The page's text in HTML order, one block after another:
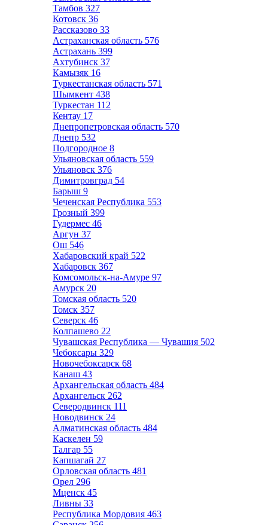
Тамбов 327
Котовск 36
Рассказово 33
Астраханская область 576
Астрахань 399
Ахтубинск 37
Камызяк 16
Туркестанская область 571
Шымкент 438
Туркестан 112
Кентау 17
Днепропетровская область 570
Днепр 532
Подгородное 8
Ульяновская область 559
Ульяновск 376
Димитровград 54
Барыш 9
Чеченская Республика 553
Грозный 399
Гудермес 46
Аргун 37
Ош 546
Хабаровский край 522
Хабаровск 367
Комсомольск-на-Амуре 97
Амурск 20
Томская область 520
Томск 357
Северск 46
Колпашево 22
Чувашская Республика — Чувашия 502
Чебоксары 329
Новочебоксарск 68
Канаш 43
Архангельская область 484
Архангельск 262
Северодвинск 111
Новодвинск 24
Алматинская область 484
Каскелен 59
Талгар 55
Капшагай 27
Орловская область 481
Орел 296
Мценск 45
Ливны 33
Республика Мордовия 463